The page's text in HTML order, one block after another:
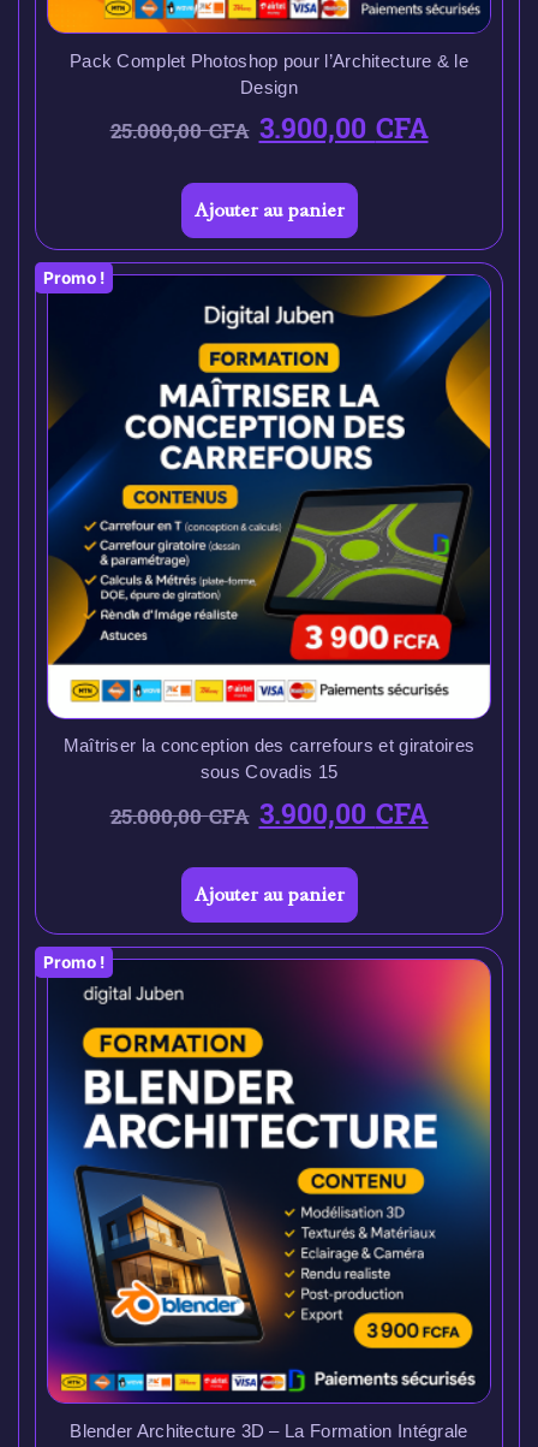
Pack Complet Photoshop pour l’Architecture & le
Design
25.000,00CFA 3.900,00CFA
Ajouter au panier
Promo !
Maîtriser la conception des carrefours et giratoires
sous Covadis 15
25.000,00CFA 3.900,00CFA
Ajouter au panier
Promo !
Blender Architecture 3D – La Formation Intégrale